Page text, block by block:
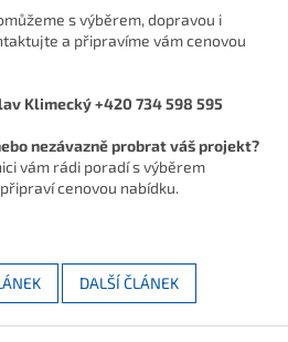
s výběrem, dopravou i
a připravíme vám cenovou
Klimecký +420 734 598 595
nezávazně probrat váš projekt?
vám rádi poradí s výběrem
cenovou nabídku.
DALŠÍ ČLÁNEK